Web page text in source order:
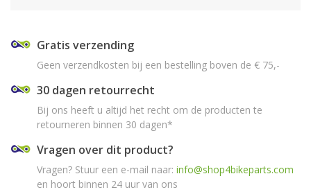
Gratis verzending
Geen verzendkosten bij een bestelling boven de € 75,-
30 dagen retourrecht
Bij ons heeft u altijd het recht om de producten te
retourneren binnen 30 dagen*
Vragen over dit product?
Vragen? Stuur een e-mail naar: info@shop4bikeparts.com
en hoort binnen 24 uur van ons